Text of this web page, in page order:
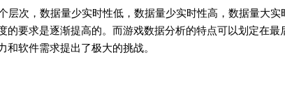
层次，数据量少实时性低，数据量少实时性高，数据量大实
的要求是逐渐提高的。而游戏数据分析的特点可以划定在最
软件需求提出了极大的挑战。